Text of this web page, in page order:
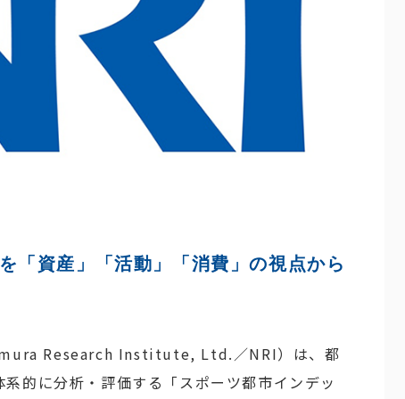
「資産」「活動」「消費」の視点から
Research Institute, Ltd.／NRI）は、都
的に分析・評価する「スポーツ都市インデッ